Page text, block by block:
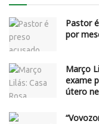
Pastor
por
Março
exame
útero